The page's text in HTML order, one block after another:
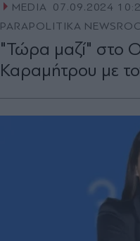
MEDIA 07.09.2024
PARAPOLITIKA
"Τώρα μαζί" στο
Καραμήτρου με